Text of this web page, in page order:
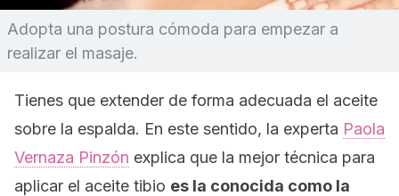
Adopta una postura cómoda para empezar a
realizar el masaje.
Tienes que extender de forma adecuada el aceite
sobre la espalda. En este sentido, la experta Paola
Vernaza Pinzón explica que la mejor técnica para
aplicar el aceite tibio es la conocida como la